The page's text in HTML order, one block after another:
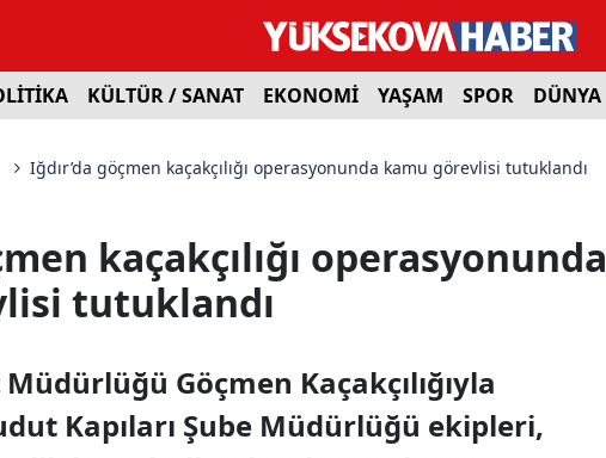
KÜLTÜR / SANAT EKONOMİ YAŞAM SPOR DÜNYA
Iğdır’da göçmen kaçakçılığı operasyonunda kamu görevlisi tutuklandı
kaçakçılığı operasyonunda
tutuklandı
Göçmen Kaçakçılığıyla
Kapıları Şube Müdürlüğü ekipleri,